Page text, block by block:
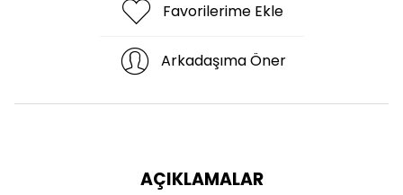
Favorilerime Ekle
Arkadaşıma Öner
AÇIKLAMALAR